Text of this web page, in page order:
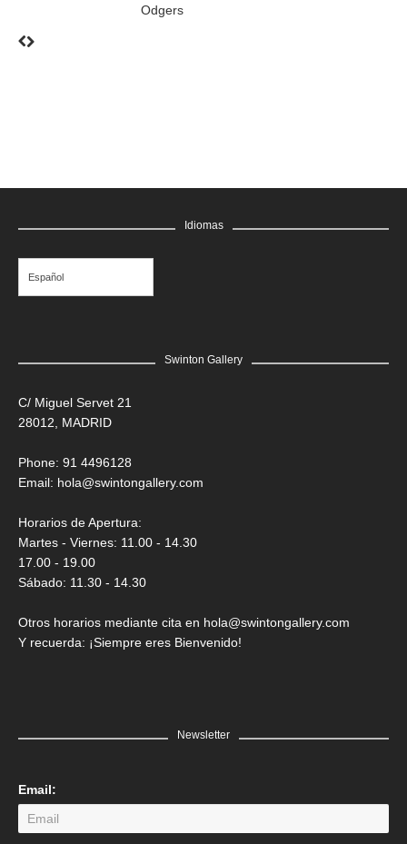
Odgers
Idiomas
Español
Swinton Gallery
C/ Miguel Servet 21
28012, MADRID
Phone: 91 4496128
Email: hola@swintongallery.com
Horarios de Apertura:
Martes - Viernes: 11.00 - 14.30
17.00 - 19.00
Sábado: 11.30 - 14.30
Otros horarios mediante cita en hola@swintongallery.com
Y recuerda: ¡Siempre eres Bienvenido!
Newsletter
Email: